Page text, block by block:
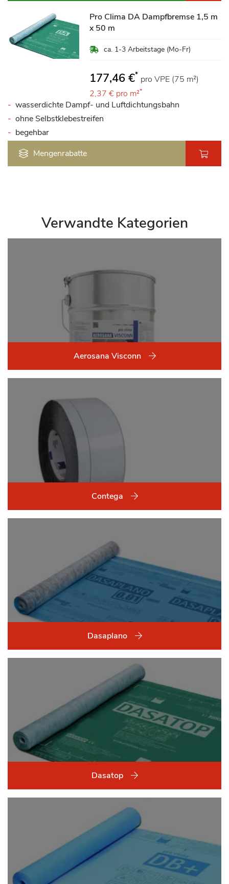
Pro Clima DA Dampfbremse 1,5 m
x 50 m
ca. 1-3 Arbeitstage (Mo-Fr)
177,46 €* pro VPE (75 m²)
2,37 € pro m²*
wasserdichte Dampf- und Luftdichtungsbahn
ohne Selbstklebestreifen
begehbar
Mengenrabatte
Verwandte Kategorien
Aerosana Visconn
Contega
Dasaplano
Dasatop